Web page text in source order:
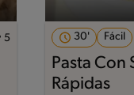
5 30' Fácil
Pasta Con
Rápidas